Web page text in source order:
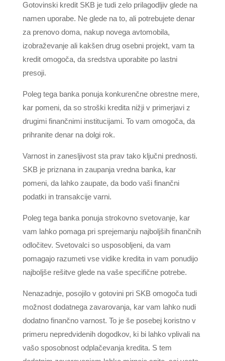
Gotovinski kredit SKB je tudi zelo prilagodljiv glede na
namen uporabe. Ne glede na to, ali potrebujete denar
za prenovo doma, nakup novega avtomobila,
izobraževanje ali kakšen drug osebni projekt, vam ta
kredit omogoča, da sredstva uporabite po lastni
presoji.
Poleg tega banka ponuja konkurenčne obrestne mere,
kar pomeni, da so stroški kredita nižji v primerjavi z
drugimi finančnimi institucijami. To vam omogoča, da
prihranite denar na dolgi rok.
Varnost in zanesljivost sta prav tako ključni prednosti.
SKB je priznana in zaupanja vredna banka, kar
pomeni, da lahko zaupate, da bodo vaši finančni
podatki in transakcije varni.
Poleg tega banka ponuja strokovno svetovanje, kar
vam lahko pomaga pri sprejemanju najboljših finančnih
odločitev. Svetovalci so usposobljeni, da vam
pomagajo razumeti vse vidike kredita in vam ponudijo
najboljše rešitve glede na vaše specifične potrebe.
Nenazadnje, posojilo v gotovini pri SKB omogoča tudi
možnost dodatnega zavarovanja, kar vam lahko nudi
dodatno finančno varnost. To je še posebej koristno v
primeru nepredvidenih dogodkov, ki bi lahko vplivali na
vašo sposobnost odplačevanja kredita. S tem